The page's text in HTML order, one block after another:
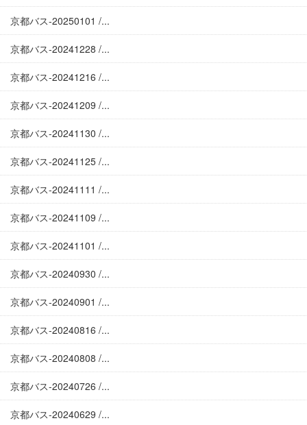
京都バス-20250101 /...
京都バス-20241228 /...
京都バス-20241216 /...
京都バス-20241209 /...
京都バス-20241130 /...
京都バス-20241125 /...
京都バス-20241111 /...
京都バス-20241109 /...
京都バス-20241101 /...
京都バス-20240930 /...
京都バス-20240901 /...
京都バス-20240816 /...
京都バス-20240808 /...
京都バス-20240726 /...
京都バス-20240629 /...